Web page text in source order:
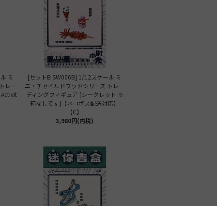
ミ
レー
[セットB SW006B] 1/12スケール ミ
ニ・チャイルドフッドシリーズ トレー
ディングフィギュア [シークレット ※
箱なしです]【ネコポス配送対応】
【C】
3,980円(内税)